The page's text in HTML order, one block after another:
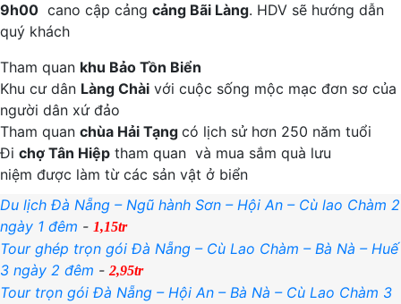
9h00 cano cập cảng cảng Bãi Làng. HDV sẽ hướng dẫn
quý khách
Tham quan khu Bảo Tồn Biển
Khu cư dân Làng Chài với cuộc sống mộc mạc đơn sơ của
người dân xứ đảo
Tham quan chùa Hải Tạng có lịch sử hơn 250 năm tuổi
Đi chợ Tân Hiệp tham quan và mua sắm quà lưu
niệm được làm từ các sản vật ở biển
Du lịch Đà Nẵng – Ngũ hành Sơn – Hội An – Cù lao Chàm 2
ngày 1 đêm - 1,15tr
Tour ghép trọn gói Đà Nẵng – Cù Lao Chàm – Bà Nà – Huế
3 ngày 2 đêm -2,95tr
Tour trọn gói Đà Nẵng – Hội An – Bà Nà – Cù Lao Chàm 3